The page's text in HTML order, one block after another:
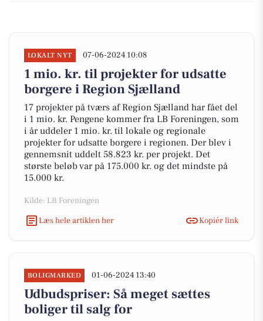
LOKALT NYT 07-06-2024 10:08
1 mio. kr. til projekter for udsatte
borgere i Region Sjælland
17 projekter på tværs af Region Sjælland har fået del
i 1 mio. kr. Pengene kommer fra LB Foreningen, som
i år uddeler 1 mio. kr. til lokale og regionale
projekter for udsatte borgere i regionen. Der blev i
gennemsnit uddelt 58.823 kr. per projekt. Det
største beløb var på 175.000 kr. og det mindste på
15.000 kr.
Kilde: LB Foreningen
Læs hele artiklen her
Kopiér link
BOLIGMARKED 01-06-2024 13:40
Udbudspriser: Så meget sættes
boliger til salg for